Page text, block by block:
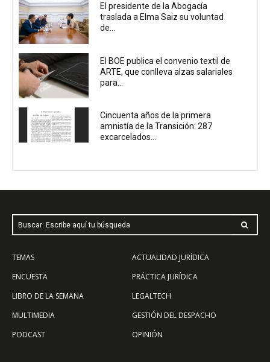
El presidente de la Abogacía
traslada a Elma Saiz su voluntad
de...
El BOE publica el convenio textil de
ARTE, que conlleva alzas salariales
para...
Cincuenta años de la primera
amnistía de la Transición: 287
excarcelados...
Buscar: Escribe aquí tu búsqueda
TEMAS
ENCUESTA
LIBRO DE LA SEMANA
MULTIMEDIA
PODCAST
ACTUALIDAD JURÍDICA
PRÁCTICA JURÍDICA
LEGALTECH
GESTIÓN DEL DESPACHO
OPINIÓN